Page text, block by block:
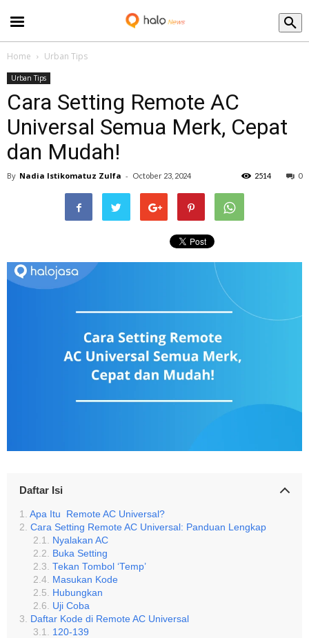
Home Urban Tips
Urban Tips
Cara Setting Remote AC
Universal Semua Merk, Cepat
dan Mudah!
By Nadia Istikomatuz Zulfa - October 23, 2024 0
2514
Daftar Isi
Apa Itu Remote AC Universal?
Cara Setting Remote AC Universal: Panduan Lengkap
Nyalakan AC
Buka Setting
Tekan Tombol ‘Temp’
Masukan Kode
Hubungkan
Uji Coba
Daftar Kode di Remote AC Universal
120-139